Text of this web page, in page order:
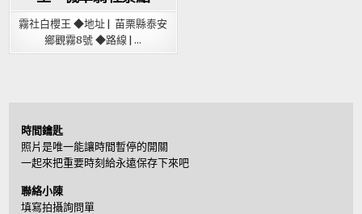
霧社白櫻王 ◆地址 | 苗栗縣泰安
鄉觀霧8號 ◆路線 | …
時間鑰匙
照片是唯一能讓時間暫停的開關
一起來把重要時刻給永遠保存下來吧
聯絡小陳
填寫拍攝詢問單